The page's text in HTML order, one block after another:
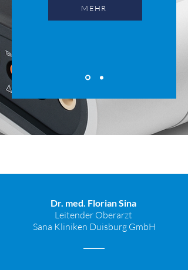
MEHR
Dr. med. Florian Sina
Leitender Oberarzt
Sana Kliniken Duisburg GmbH